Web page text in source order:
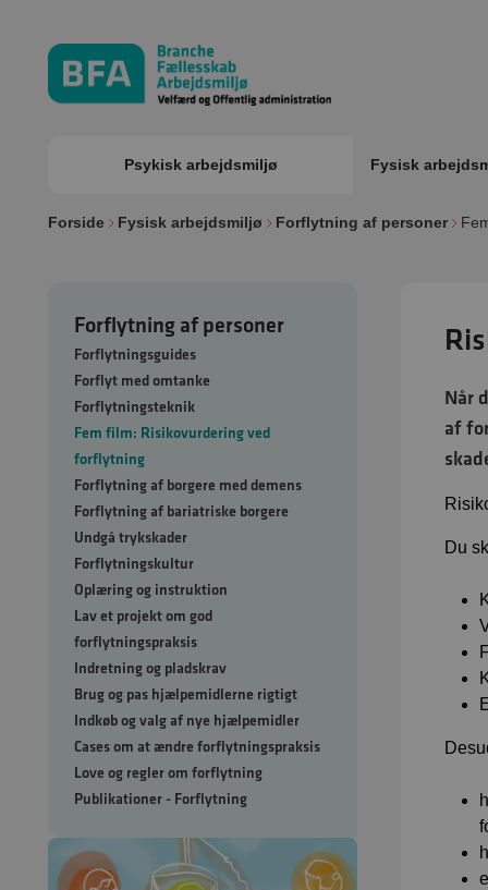
Psykisk arbejdsmiljø Fysisk
Forside Fysisk arbejdsmiljø Forflytning af personer
Forflytning af personer
Forflytningsguides
Forflyt med omtanke
Forflytningsteknik
Fem film: Risikovurdering ved
forflytning
Forflytning af borgere med demens
Forflytning af bariatriske borgere
Undgå trykskader
Forflytningskultur
Oplæring og instruktion
Lav et projekt om god
forflytningspraksis
Indretning og pladskrav
Brug og pas hjælpemidlerne rigtigt
Indkøb og valg af nye hjælpemidler
Cases om at ændre forflytningspraksis
Love og regler om forflytning
Publikationer - Forflytning
Når
af
Du